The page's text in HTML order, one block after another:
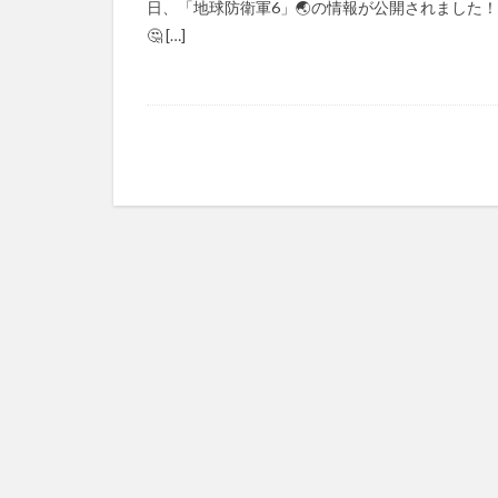
日、「地球防衛軍6」🌏の情報が公開されました
🤔 […]